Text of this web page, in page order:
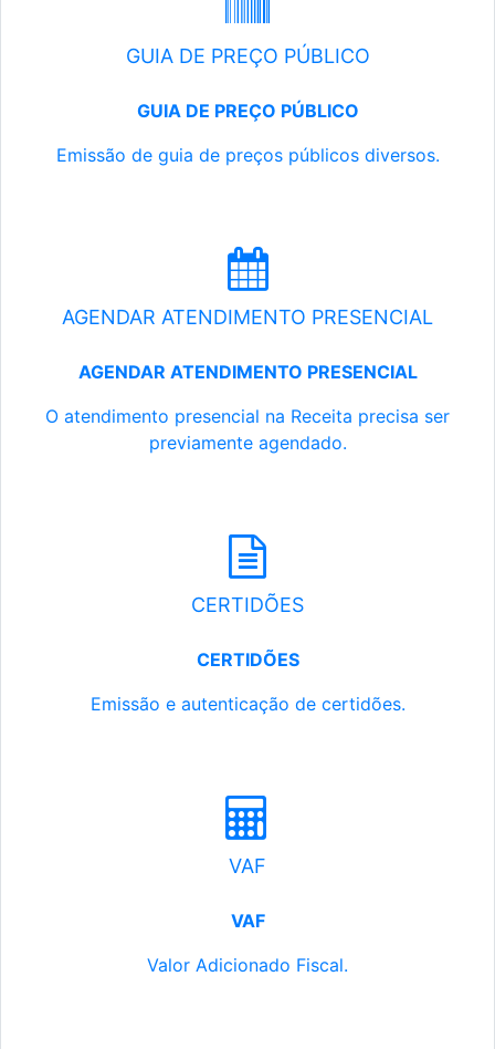
GUIA DE PREÇO PÚBLICO
GUIA DE PREÇO PÚBLICO
Emissão de guia de preços públicos diversos.
AGENDAR ATENDIMENTO PRESENCIAL
AGENDAR ATENDIMENTO PRESENCIAL
O atendimento presencial na Receita precisa ser
previamente agendado.
CERTIDÕES
CERTIDÕES
Emissão e autenticação de certidões.
VAF
VAF
Valor Adicionado Fiscal.